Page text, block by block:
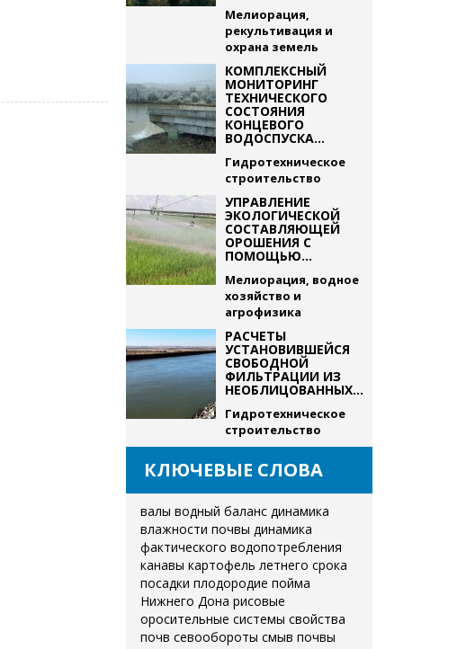
Мелиорация,
рекультивация и
охрана земель
КОМПЛЕКСНЫЙ
МОНИТОРИНГ
ТЕХНИЧЕСКОГО
СОСТОЯНИЯ
КОНЦЕВОГО
ВОДОСПУСКА...
Гидротехническое
строительство
УПРАВЛЕНИЕ
ЭКОЛОГИЧЕСКОЙ
СОСТАВЛЯЮЩЕЙ
ОРОШЕНИЯ С
ПОМОЩЬЮ...
Мелиорация, водное
хозяйство и
агрофизика
РАСЧЕТЫ
УСТАНОВИВШЕЙСЯ
СВОБОДНОЙ
ФИЛЬТРАЦИИ ИЗ
НЕОБЛИЦОВАННЫХ...
Гидротехническое
строительство
КЛЮЧЕВЫЕ СЛОВА
валы водный баланс динамика
влажности почвы динамика
фактического водопотребления
канавы картофель летнего срока
посадки плодородие пойма
Нижнего Дона рисовые
оросительные системы свойства
почв севообороты смыв почвы